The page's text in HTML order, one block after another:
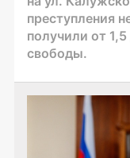
преступления
получили от
свободы.